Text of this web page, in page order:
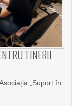
TINERII
„Suport în